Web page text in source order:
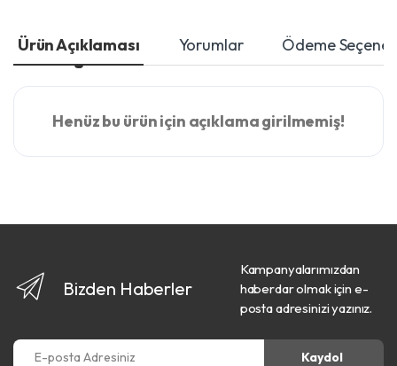
Ürün Açıklaması Yorumlar Ödeme
Henüz bu ürün için açıklama girilmemiş!
Bizden Haberler
Kampanyalarımızdan
haberdar olmak için e-
posta adresinizi yazınız.
E-posta Adresiniz
Kaydol